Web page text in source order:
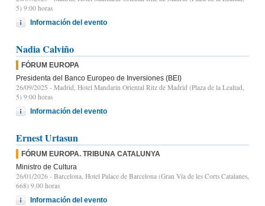
5) 9:00 horas
Información del evento
Nadia Calviño
FÓRUM EUROPA
Presidenta del Banco Europeo de Inversiones (BEI)
26/09/2025 - Madrid, Hotel Mandarin Oriental Ritz de Madrid (Plaza de la Lealtad,
5) 9:00 horas
Información del evento
Ernest Urtasun
FÓRUM EUROPA. TRIBUNA CATALUNYA
Ministro de Cultura
26/01/2026 - Barcelona, Hotel Palace de Barcelona (Gran Vía de les Corts Catalanes,
668) 9.00 horas
Información del evento